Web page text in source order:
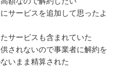
サービスを追加して思ったよ
サービスも含まれていた
されないので事業者に解約を
いまま精算された